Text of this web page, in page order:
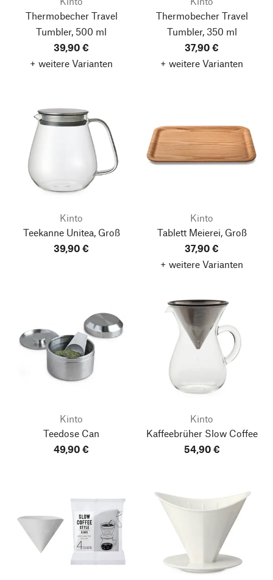
Thermobecher Travel
Tumbler, 500 ml
39,90 €
+ weitere Varianten
Thermobecher Travel
Tumbler, 350 ml
37,90 €
+ weitere Varianten
Kinto
Teekanne Unitea, Groß
39,90 €
Kinto
Tablett Meierei, Groß
37,90 €
+ weitere Varianten
Kinto
Teedose Can
49,90 €
Kinto
Kaffeebrüher Slow Coffee
54,90 €